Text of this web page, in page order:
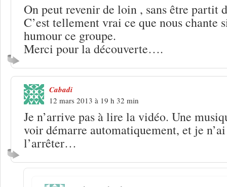
On peut revenir de loin , sans être
C’est tellement vrai ce que nous chante
humour ce groupe.
Merci pour la découverte….
Cabadi
12 mars 2013 à 19 h 32 min
Je n’arrive pas à lire la vidéo. Une
voir démarre automatiquement, et je
l’arrêter…